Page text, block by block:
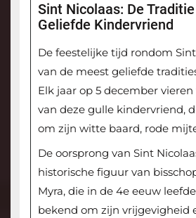
Sint Nicolaas: De
Geliefde Kindervriend
De feestelijke tijd rondom
van de meest geliefde
Elk jaar op 5 december
van deze gulle kindervriend,
om zijn witte baard, rode
De oorsprong van Sint
historische figuur van
Myra, die in de 4e eeuw
bekend om zijn vrijgevigheid